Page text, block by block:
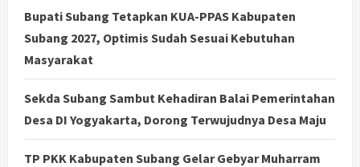
Bupati Subang Tetapkan KUA-PPAS Kabupaten
Subang 2027, Optimis Sudah Sesuai Kebutuhan
Masyarakat
Sekda Subang Sambut Kehadiran Balai Pemerintahan
Desa DI Yogyakarta, Dorong Terwujudnya Desa Maju
TP PKK Kabupaten Subang Gelar Gebyar Muharram